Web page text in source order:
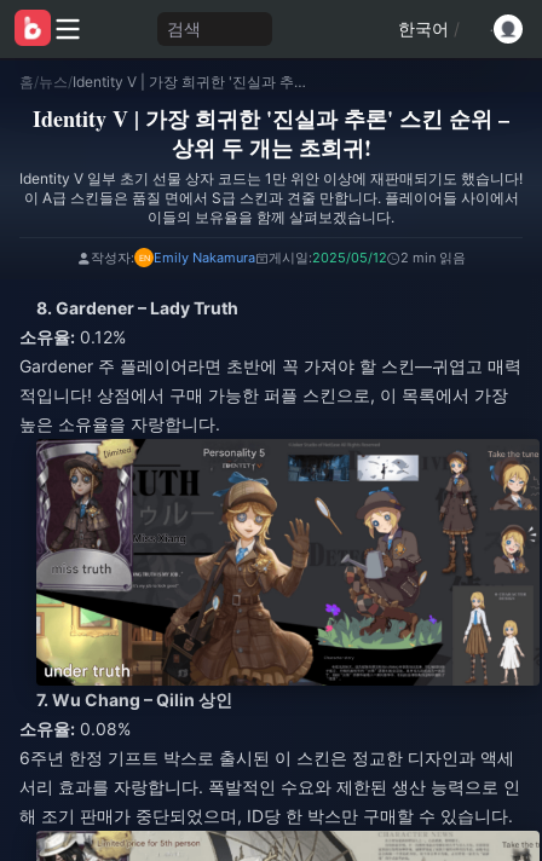
검색 한국어 /
홈/뉴스/ Identity V | 가장 희귀한 '진실과 추론' 스킨 순위 – 상위 두 개는 초희귀!
Identity V | 가장 희귀한 '진실과 추론' 스킨 순위 –
상위 두 개는 초희귀!
Identity V 일부 초기 선물 상자 코드는 1만 위안 이상에 재판매되기도 했습니다!
이 A급 스킨들은 품질 면에서 S급 스킨과 견줄 만합니다. 플레이어들 사이에서
이들의 보유율을 함께 살펴보겠습니다.
작성자: Emily Nakamura 게시일:2025/05/12 2 min 읽음
8. Gardener – Lady Truth
소유율: 0.12%
Gardener 주 플레이어라면 초반에 꼭 가져야 할 스킨—귀엽고 매력
적입니다! 상점에서 구매 가능한 퍼플 스킨으로, 이 목록에서 가장
높은 소유율을 자랑합니다.
7. Wu Chang – Qilin 상인
소유율: 0.08%
6주년 한정 기프트 박스로 출시된 이 스킨은 정교한 디자인과 액세
서리 효과를 자랑합니다. 폭발적인 수요와 제한된 생산 능력으로 인
해 조기 판매가 중단되었으며, ID당 한 박스만 구매할 수 있습니다.